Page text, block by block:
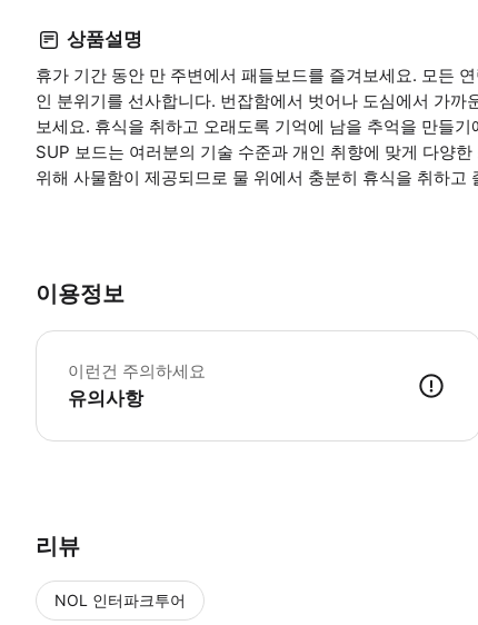
상품설명
휴가 기간 동안 만 주변에서 패들보드를 즐겨보세요. 모든
인 분위기를 선사합니다. 번잡함에서 벗어나 도심에서 가
보세요. 휴식을 취하고 오래도록 기억에 남을 추억을 만들
SUP 보드는 여러분의 기술 수준과 개인 취향에 맞게 다양
위해 사물함이 제공되므로 물 위에서 충분히 휴식을 취하고
이용정보
이런건 주의하세요
유의사항
리뷰
NOL 인터파크투어